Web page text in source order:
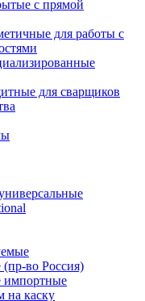
с прямой
для работы с
для сварщиков
(пр-во Россия)
импортные
на каску